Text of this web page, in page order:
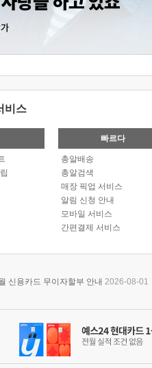
비스
빠르다
총알배송
총알검색
매장 픽업 서비스
알림 신청 안내
모바일 서비스
간편결제 서비스
신용카드 무이자할부 안내 2026-08-01